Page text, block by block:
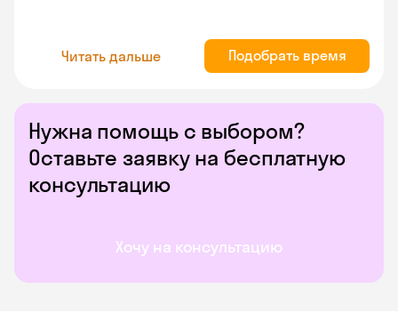
Нужна помощь с выбором?
Оставьте заявку на бесплатную
консультацию
Хочу на консультацию
Читать дальше Подобрать время